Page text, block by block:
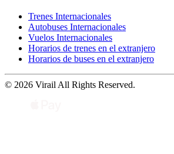
Trenes Internacionales
Autobuses Internacionales
Vuelos Internacionales
Horarios de trenes en el extranjero
Horarios de buses en el extranjero
© 2026 Virail All Rights Reserved.